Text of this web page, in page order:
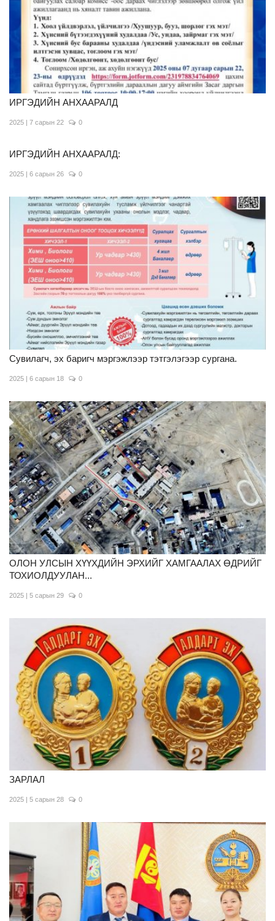
ИРГЭДИЙН АНХААРАЛД
2025 | 7 сарын 22 0
ИРГЭДИЙН АНХААРАЛД:
2025 | 6 сарын 26 0
Сувилагч, эх баригч мэргэжлээр тэтгэлэгээр сургана.
2025 | 6 сарын 18 0
ОЛОН УЛСЫН ХҮҮХДИЙН ЭРХИЙГ ХАМГААЛАХ ӨДРИЙГ
ТОХИОЛДУУЛАН...
2025 | 5 сарын 29 0
ЗАРЛАЛ
2025 | 5 сарын 28 0